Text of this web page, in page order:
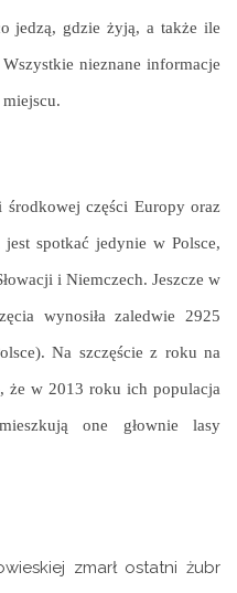
jedzą, gdzie żyją, a także ile
nieznane informacje
części Europy oraz
spotkać jedynie w Polsce,
i Niemczech. Jeszcze w
wynosiła zaledwie 2925
Na szczęście z roku na
że w 2013 roku ich populacja
one głownie lasy
zmarł ostatni żubr